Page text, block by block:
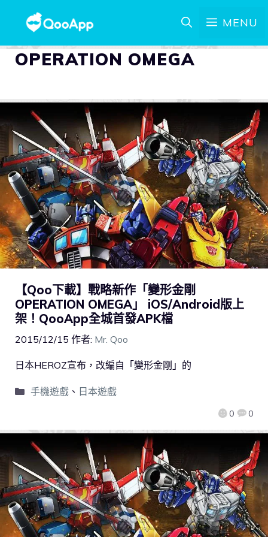
MENU
OPERATION OMEGA
【Qoo下載】戰略新作「變形金剛
OPERATION OMEGA」 iOS/Android版上
架！QooApp全城首發APK檔
2015/12/15 作者: Mr. Qoo
0 0
日本HEROZ宣布，改編自「變形金剛」的
手機遊戲、 日本遊戲